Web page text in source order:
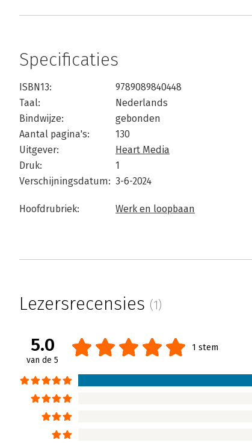
Specificaties
ISBN13:
9789089840448
Taal:
Nederlands
Bindwijze:
gebonden
Aantal pagina's:
130
Uitgever:
Heart Media
Druk:
1
Verschijningsdatum: 3-6-2024
Hoofdrubriek: Werk en loopbaan
Lezersrecensies (1)
5.0
van de 5
1 stem